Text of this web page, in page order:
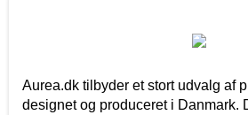
Aurea.dk tilbyder et stort udvalg af
designet og produceret i Danmark.